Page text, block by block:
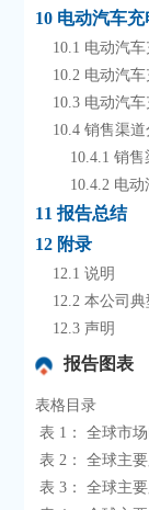
10 电动汽车
10.1 电动
10.2 电动
10.3 电动
10.4 销售渠
10.4.1
11 报告总结
12 附录
    12.1 说明
12.2 本公司
    12.3 声明
报告图表
表格目录
表 1： 全球市场电动汽车充电站主要厂商地区/国家分布
表 2： 全球主要厂商电动汽车充电站排名（按2024年收入）
表 3： 全球主要厂商电动汽车充电站收入（百万美元）&（2020-2025）